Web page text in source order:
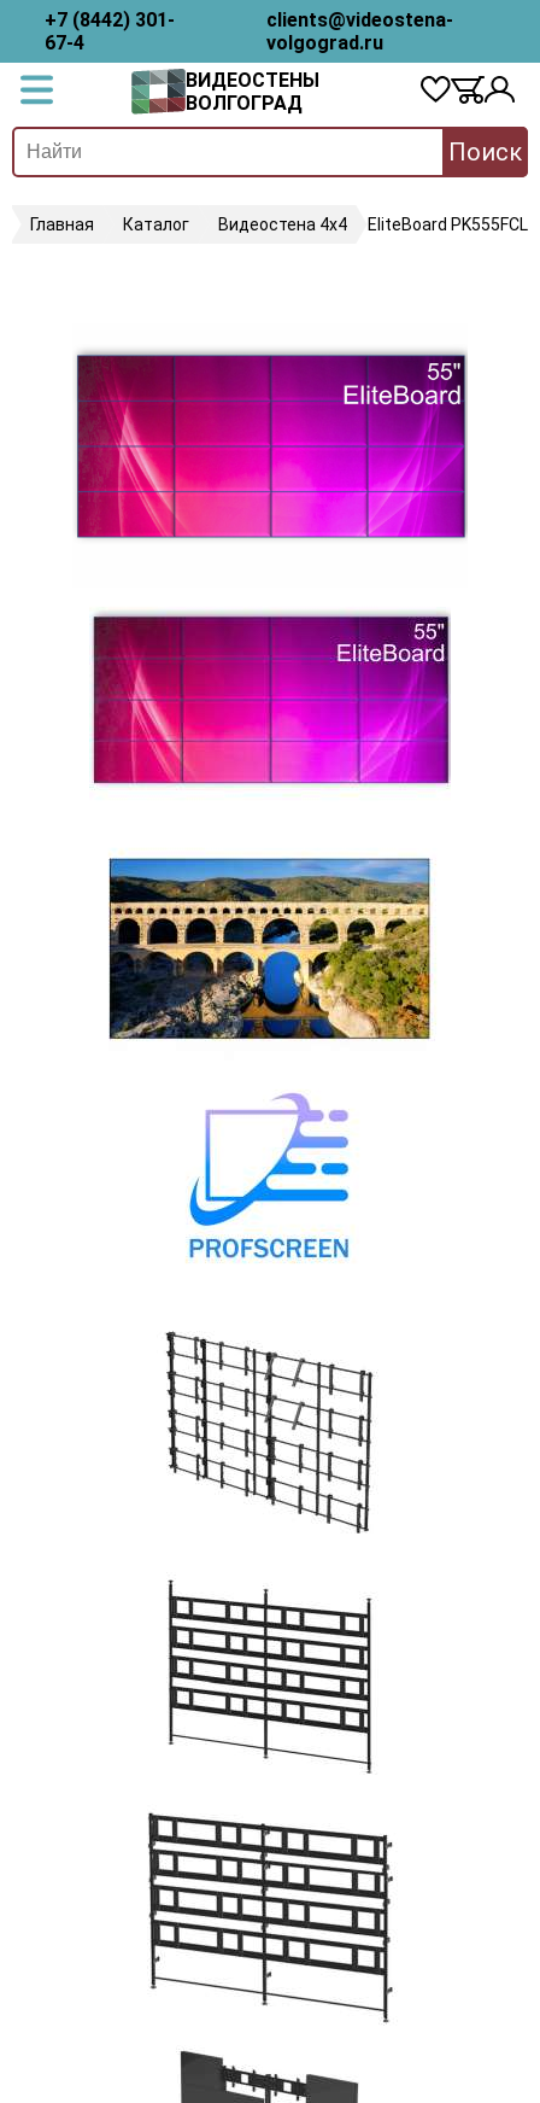
+7 (8442) 301-
67-4
clients@videostena-
volgograd.ru
ВИДЕОСТЕНЫ
ВОЛГОГРАД
Поиск
Главная Каталог Видеостена 4х4 EliteBoard PK555FCLN